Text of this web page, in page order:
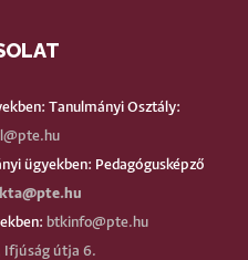
Tanulmányi Osztály:
ügyekben: Pedagógusképző
btkinfo@pte.hu
Ifjúság útja 6.